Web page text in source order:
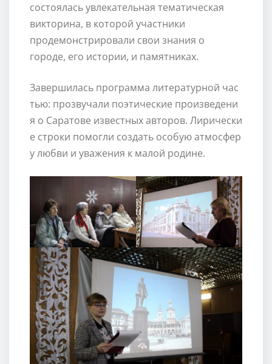
состоялась увлекательная тематическая
викторина, в которой участники
продемонстрировали свои знания о
городе, его истории, и памятниках.
Завершилась программа литературной час
тью: прозвучали поэтические произведени
я о Саратове известных авторов. Лирически
е строки помогли создать особую атмосфер
у любви и уважения к малой родине.